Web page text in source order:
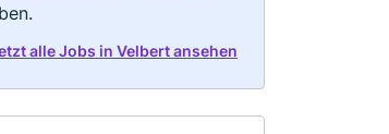
alle Jobs in Velbert ansehen